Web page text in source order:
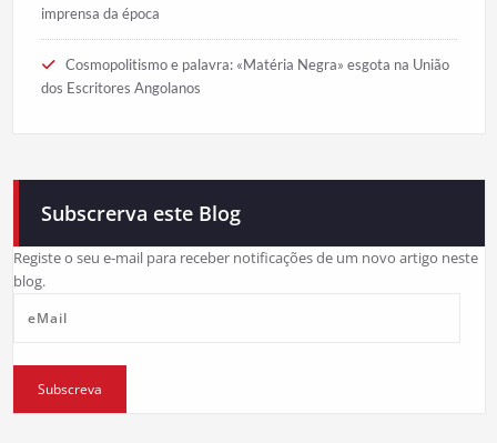
imprensa da época
Cosmopolitismo e palavra: «Matéria Negra» esgota na União
dos Escritores Angolanos
Subscrerva este Blog
Registe o seu e-mail para receber notificações de um novo artigo neste
blog.
Subscreva